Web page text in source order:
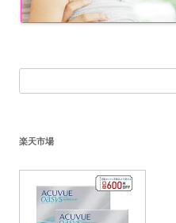
索:
楽天市場